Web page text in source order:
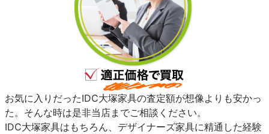
お気に入りだったIDC大塚家具の査定額が想像よりも安かっ
た。そんな時は是非当店までご相談ください。
IDC大塚家具はもちろん、デザイナーズ家具に精通した経験